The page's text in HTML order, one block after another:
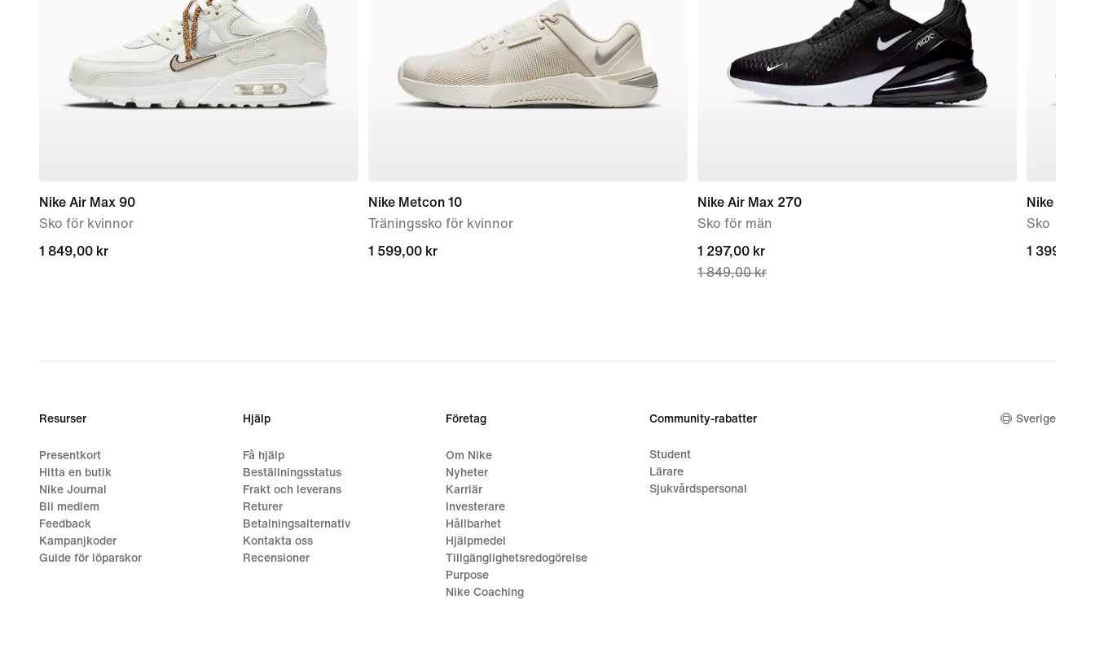
Nike Air Max 90
Sko för kvinnor
1 849,00 kr
1 849,00 kr
Nike Metcon 10
Träningssko för kvinnor
1 599,00 kr
1 599,00 kr
Nike Air Max 270
Sko för män
current
price
1 849,00 kr
1 297,00 kr
1 849,00 kr
Nike P-
Sko
1 399,00 kr
1 399,00 kr
Resurser
Presentkort
Hitta en butik
Nike Journal
Bli medlem
Feedback
Kampanjkoder
Guide för löparskor
Hjälp
Få hjälp
Beställningsstatus
Frakt och leverans
Returer
Betalningsalternativ
Kontakta oss
Recensioner
Företag
Om Nike
Nyheter
Karriär
Investerare
Hållbarhet
Hjälpmedel
Tillgänglighetsredogörelse
Purpose
Nike Coaching
Community-rabatter
Student
Lärare
Sjukvårdspersonal
Sverige